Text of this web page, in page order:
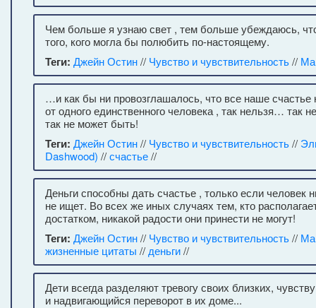
Чем больше я узнаю свет , тем больше убеждаюсь,
того, кого могла бы полюбить по-настоящему.
Теги: Джейн Остин// Чувство и чувствительность//
…и как бы ни провозглашалось, что все наше счастье
от одного единственного человека , так нельзя… так
так не может быть!
Теги: Джейн Остин// Чувство и чувствительность//
Dashwood) //счастье//
Деньги способны дать счастье , только если человек
не ищет. Во всех же иных случаях тем, кто
достатком, никакой радости они принести не могут!
Теги: Джейн Остин// Чувство и чувствительность//
жизненные цитаты // деньги//
Дети всегда разделяют тревогу своих близких,
и надвигающийся переворот в их доме...